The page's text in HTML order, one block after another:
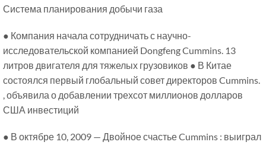
Система планирования добычи газа
● Компания начала сотрудничать с научно-
исследовательской компанией Dongfeng Cummins. 13
литров двигателя для тяжелых грузовиков ● В Китае
состоялся первый глобальный совет директоров Cummins.
, объявила о добавлении трехсот миллионов долларов
США инвестиций
● В октябре 10, 2009 — Двойное счастье Cummins : выиграл